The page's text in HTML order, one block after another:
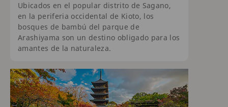
Ubicados en el popular distrito de Sagano,
en la periferia occidental de Kioto, los
bosques de bambú del parque de
Arashiyama son un destino obligado para los
amantes de la naturaleza.